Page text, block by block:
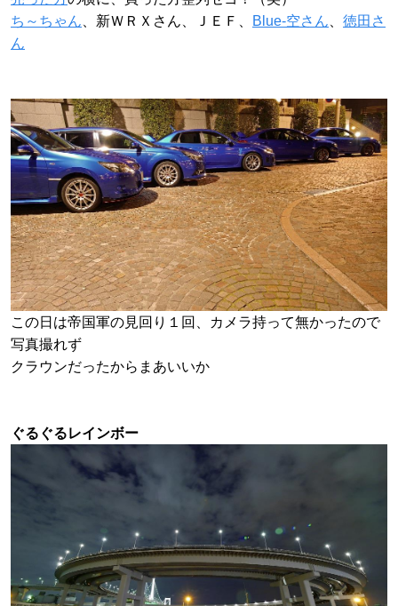
ち～ちゃん 、新ＷＲＸさん、ＪＥＦ、 Blue-空さん
徳田さ
ん
この日は帝国軍の見回り１回、カメラ持って無かったので
写真撮れず
クラウンだったからまあいいか
ぐるぐるレインボー